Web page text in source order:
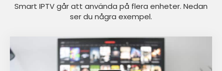
Smart IPTV går att använda på flera enheter. Nedan
ser du några exempel.